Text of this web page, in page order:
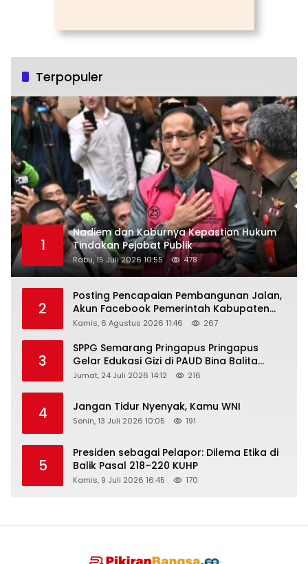
Terpopuler
1
Nadiem dan Kaburnya Kepastian Hukum
Tindakan Pejabat Publik
Rabu, 15 Juli 2026 10:55 478
2
Posting Pencapaian Pembangunan Jalan,
Akun Facebook Pemerintah Kabupaten
Rembang “Dirujak” Warganet
Kamis, 6 Agustus 2026 11:46 267
3
SPPG Semarang Pringapus Pringapus
Gelar Edukasi Gizi di PAUD Bina Balita
Peringati Hari Anak Nasional 2026
Jumat, 24 Juli 2026 14:12 216
4 Jangan Tidur Nyenyak, Kamu WNI
Senin, 13 Juli 2026 10:05 191
5
Presiden sebagai Pelapor: Dilema Etika di
Balik Pasal 218–220 KUHP
Kamis, 9 Juli 2026 16:45 170